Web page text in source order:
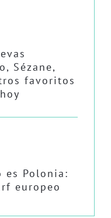
Sézane,
favoritos
es Polonia:
europeo